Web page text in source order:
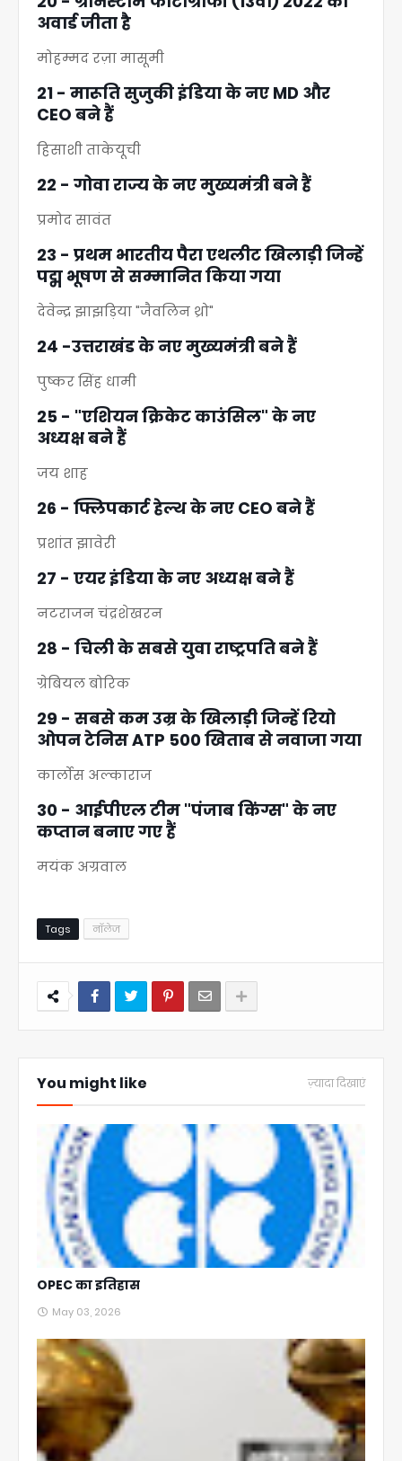
अवार्ड जीता है
मोहम्मद रज़ा मासूमी
21 - मारूति सुजुकी इंडिया के नए MD और
CEO बने हैं
हिसाशी ताकेयूची
22 - गोवा राज्य के नए मुख्यमंत्री बने हैं
प्रमोद सावंत
23 - प्रथम भारतीय पैरा एथलीट खिलाड़ी जिन्हें
पद्म भूषण से सम्मानित किया गया
देवेन्द्र झाझड़िया "जैवलिन थ्रो"
24 -उत्तराखंड के नए मुख्यमंत्री बने हैं
पुष्कर सिंह धामी
25 - "एशियन क्रिकेट काउंसिल" के नए
अध्यक्ष बने हैं
जय शाह
26 - फ्लिपकार्ट हेल्थ के नए CEO बने हैं
प्रशांत झावेरी
27 - एयर इंडिया के नए अध्यक्ष बने हैं
नटराजन चंद्रशेखरन
28 - चिली के सबसे युवा राष्ट्रपति बने हैं
ग्रेबियल बोरिक
29 - सबसे कम उम्र के खिलाड़ी जिन्हें रियो
ओपन टेनिस ATP 500 खिताब से नवाजा गया
कार्लोस अल्काराज
30 - आईपीएल टीम "पंजाब किंग्स" के नए
कप्तान बनाए गए हैं
मयंक अग्रवाल
Tags नॉलेज
You might like ज़्यादा दिखाएं
OPEC का इतिहास
May 03, 2026